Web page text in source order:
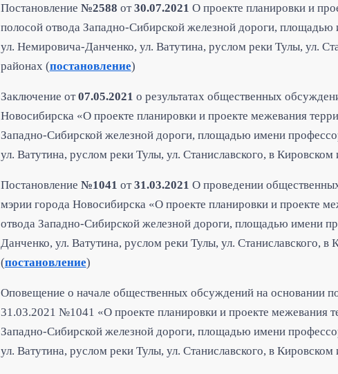
Постановление №2588 от30.07.2021 О проекте планировки и
полосой отвода Западно-Сибирской железной дороги,
ул. Немировича-Данченко, ул. Ватутина, руслом реки Тулы, ул.
районах (постановление)
Заключение от07.05.2021 о результатах общественных
Новосибирска «О проекте планировки и проекте межевания
Западно-Сибирской железной дороги, площадью имени
ул. Ватутина, руслом реки Тулы, ул. Станиславского, в
Постановление №1041 от31.03.2021 О проведении
мэрии города Новосибирска «О проекте планировки и проекте
отвода Западно-Сибирской железной дороги, площадью имени
Данченко, ул. Ватутина, руслом реки Тулы, ул. Станиславского,
(постановление)
Оповещение о начале общественных обсуждений на основании
31.03.2021 №1041 «О проекте планировки и проекте межевания
Западно-Сибирской железной дороги, площадью имени
ул. Ватутина, руслом реки Тулы, ул. Станиславского, в